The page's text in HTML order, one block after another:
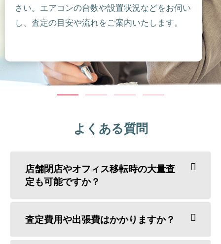
さい。エアコンの台数や設置状況などをお伺い
し、査定の目安や流れをご案内いたします。
よくある質問
店舗閉店やオフィス移転時の大量査
定も可能ですか？
査定費用や出張費はかかりますか？